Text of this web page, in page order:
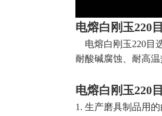
电熔白刚玉220
电熔白刚玉220目
耐酸碱腐蚀、耐高
电熔白刚玉220
1. 生产磨具制品用